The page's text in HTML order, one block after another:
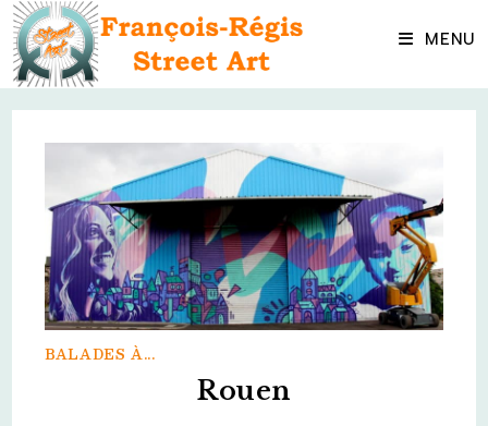
Skip
content MENU
BALADES À...
Rouen